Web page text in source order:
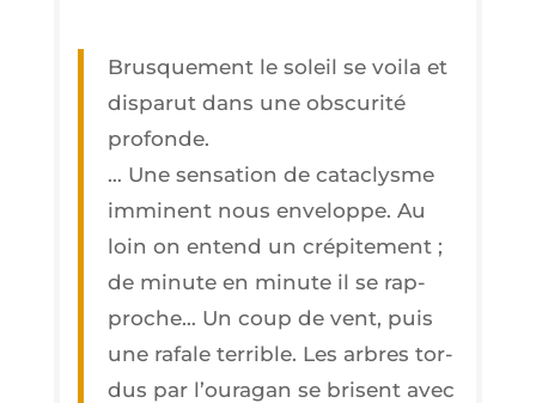
Brus­que­ment le soleil se voi­la et
dis­pa­rut dans une obs­cu­ri­té
profonde.
… Une sen­sa­tion de cata­clysme
immi­nent nous enve­loppe. Au
loin on entend un cré­pi­te­ment ;
de minute en minute il se rap­
proche… Un coup de vent, puis
une rafale ter­rible. Les arbres tor­
dus par l’ouragan se brisent avec